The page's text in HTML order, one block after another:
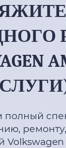
Volkswagen